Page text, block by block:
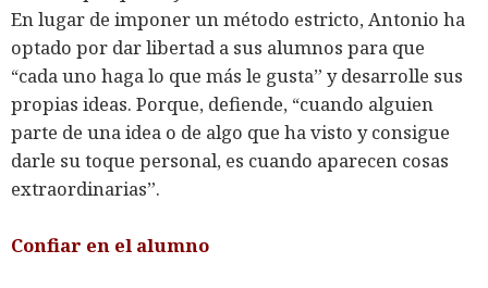
En lugar de imponer un método estricto, Antonio ha
optado por dar libertad a sus alumnos para que
“cada uno haga lo que más le gusta” y desarrolle sus
propias ideas. Porque, defiende, “cuando alguien
parte de una idea o de algo que ha visto y consigue
darle su toque personal, es cuando aparecen cosas
extraordinarias”.
Confiar en el alumno